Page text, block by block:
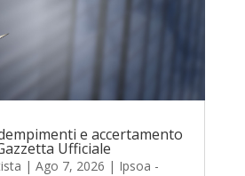
e accertamento
Ufficiale
| Ago 7, 2026 | Ipsoa -